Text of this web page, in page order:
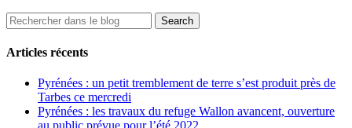
Articles récents
Pyrénées : un petit tremblement de terre s’est produit près de
Tarbes ce mercredi
Pyrénées : les travaux du refuge Wallon avancent, ouverture